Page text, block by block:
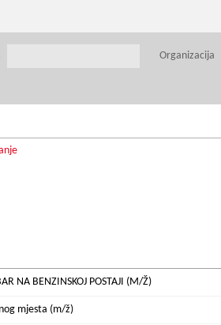
Organizacija
NA BENZINSKOJ POSTAJI (M/Ž)
mjesta (m/ž)